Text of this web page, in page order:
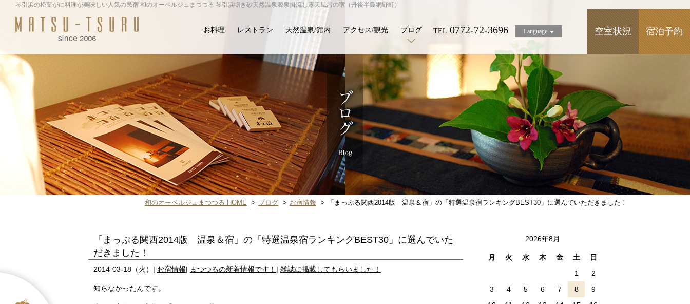
琴引浜の松葉がに料理が美味しい人気の民宿 和のオーベルジュまつつる 琴引浜鳴き砂天然温泉源泉掛流し露天風呂の宿（丹後半島網野町）
お料理 レストラン 天然温泉/館内 アクセス/観光 ブログ TEL 0772-72-3696 Language 宿泊予約
空室状況
和のオーベルジュまつつる HOME ブログ お宿情報 「まっぷる関西2014版 温泉＆宿」の「特選温泉宿ランキングBEST30」に選んでいただきました！
「まっぷる関西2014版 温泉＆宿」の「特選温泉宿ランキングBEST30」に選んでいた
だきました！
2014-03-18（火）| お宿情報| まつつるの新着情報です！ | 雑誌に掲載してもらいました！
知らなかったんです。
2026年8月
月 火 水 木 金 土 日
1
2
3
4 5 6 7 8
9